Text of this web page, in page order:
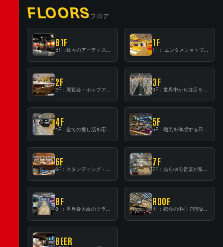
FLOORSフロア
B1F 1F
1F： エンタメショップならではのイマーシブ空間
2F 3F
4F 5F
6F 7F
8F ROOF
BEER